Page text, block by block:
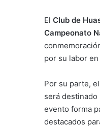
El Club de
Campeonato
por su labor
Por su parte, el
será
evento forma
destacados